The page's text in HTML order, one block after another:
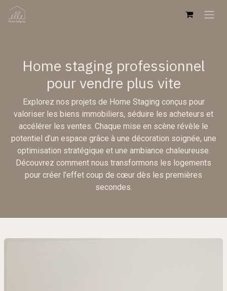
Se rendre au contenu
Home staging professionnel
pour vendre plus vite
Explorez nos projets de Home Staging conçus pour
valoriser les biens immobiliers, séduire les acheteurs et
accélérer les ventes. Chaque mise en scène révèle le
potentiel d’un espace grâce à une décoration soignée, une
optimisation stratégique et une ambiance chaleureuse.
Découvrez comment nous transformons les logements
pour créer l’effet coup de cœur dès les premières
secondes.